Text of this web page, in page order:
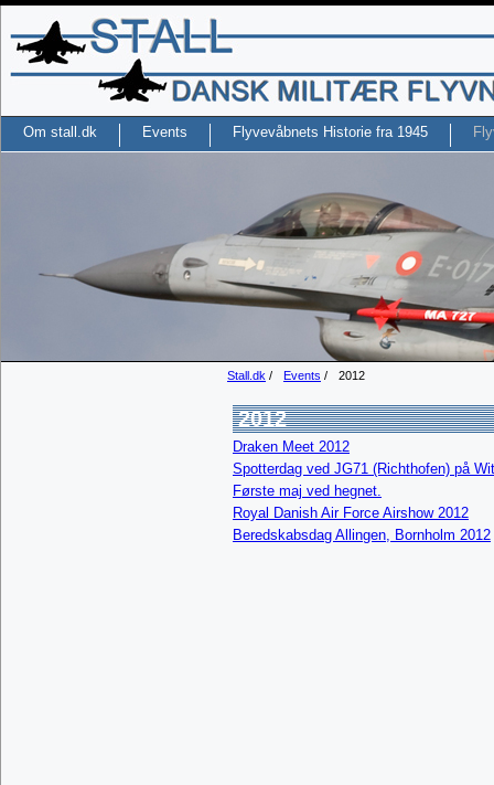
Om stall.dk Events Flyvevåbnets Historie fra 1945
Stall.dk / Events / 2012
2012
Draken Meet 2012
Spotterdag ved JG71 (Richthofen) på
Første maj ved hegnet.
Royal Danish Air Force Airshow 2012
Beredskabsdag Allingen, Bornholm 2012